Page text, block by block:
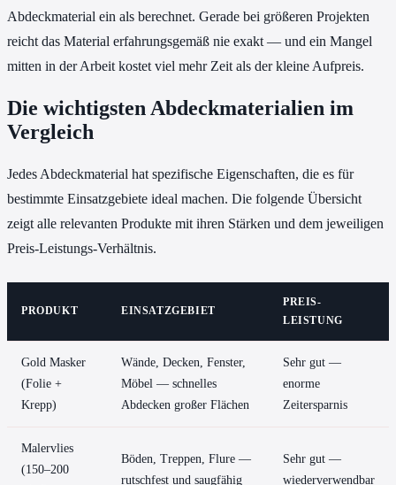
Abdeckmaterial ein als berechnet. Gerade bei größeren Projekten
reicht das Material erfahrungsgemäß nie exakt — und ein Mangel
mitten in der Arbeit kostet viel mehr Zeit als der kleine Aufpreis.
Die wichtigsten Abdeckmaterialien im
Vergleich
Jedes Abdeckmaterial hat spezifische Eigenschaften, die es für
bestimmte Einsatzgebiete ideal machen. Die folgende Übersicht
zeigt alle relevanten Produkte mit ihren Stärken und dem jeweiligen
Preis-Leistungs-Verhältnis.
PRODUKT EINSATZGEBIET
PREIS-
LEISTUNG
Gold Masker
(Folie +
Krepp)
Wände, Decken, Fenster,
Möbel — schnelles
Abdecken großer Flächen
Sehr gut —
enorme
Zeitersparnis
Malervlies
(150–200
Böden, Treppen, Flure —
rutschfest und saugfähig
Sehr gut —
wiederverwendbar